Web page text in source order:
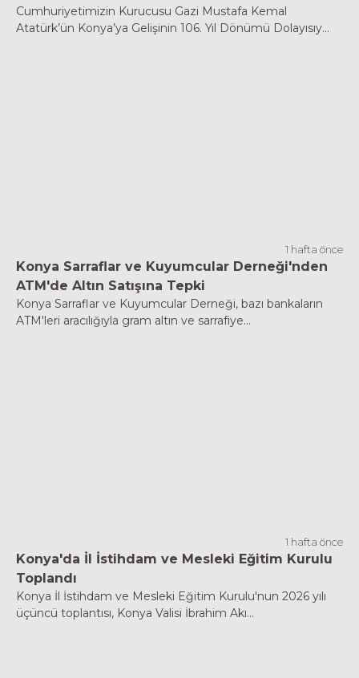
Cumhuriyetimizin Kurucusu Gazi Mustafa Kemal
Atatürk’ün Konya’ya Gelişinin 106. Yıl Dönümü Dolayısıy...
1 hafta önce
Konya Sarraflar ve Kuyumcular Derneği'nden
ATM'de Altın Satışına Tepki
Konya Sarraflar ve Kuyumcular Derneği, bazı bankaların
ATM'leri aracılığıyla gram altın ve sarrafiye...
1 hafta önce
Konya'da İl İstihdam ve Mesleki Eğitim Kurulu
Toplandı
Konya İl İstihdam ve Mesleki Eğitim Kurulu'nun 2026 yılı
üçüncü toplantısı, Konya Valisi İbrahim Akı...